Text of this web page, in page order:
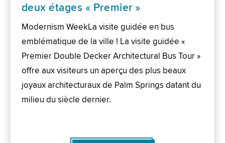
deux étages « Premier »
Modernism WeekLa visite guidée en bus
emblématique de la ville ! La visite guidée «
Premier Double Decker Architectural Bus Tour »
offre aux visiteurs un aperçu des plus beaux
joyaux architecturaux de Palm Springs datant du
milieu du siècle dernier.